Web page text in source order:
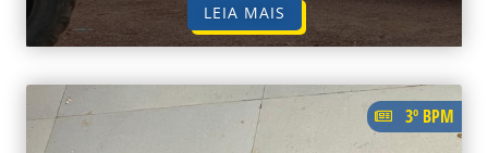
LEIA MAIS
3º BPM